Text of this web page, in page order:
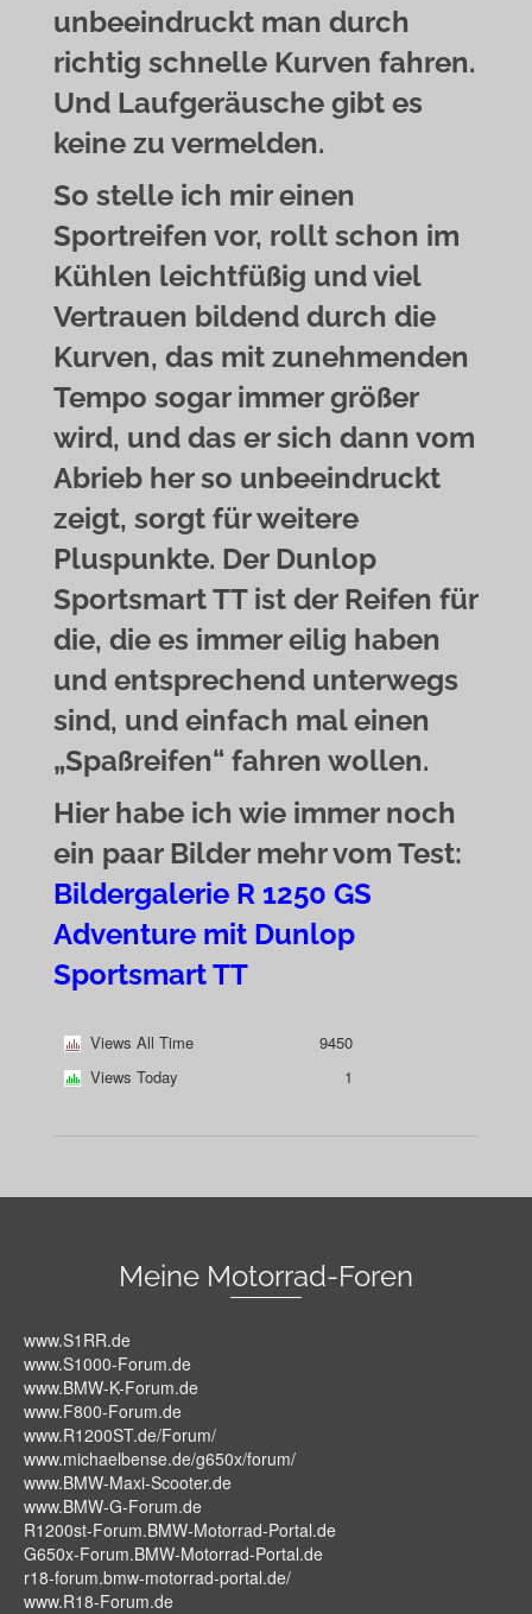
unbeeindruckt man durch
richtig schnelle Kurven fahren.
Und Laufgeräusche gibt es
keine zu vermelden.
So stelle ich mir einen
Sportreifen vor, rollt schon im
Kühlen leichtfüßig und viel
Vertrauen bildend durch die
Kurven, das mit zunehmenden
Tempo sogar immer größer
wird, und das er sich dann vom
Abrieb her so unbeeindruckt
zeigt, sorgt für weitere
Pluspunkte. Der Dunlop
Sportsmart TT ist der Reifen für
die, die es immer eilig haben
und entsprechend unterwegs
sind, und einfach mal einen
„Spaßreifen“ fahren wollen.
Hier habe ich wie immer noch
ein paar Bilder mehr vom Test:
Bildergalerie R 1250 GS
Adventure mit Dunlop
Sportsmart TT
Views All Time
9450
Views Today
1
Meine Motorrad-Foren
www.S1RR.de
www.S1000-Forum.de
www.BMW-K-Forum.de
www.F800-Forum.de
www.R1200ST.de/Forum/
www.michaelbense.de/g650x/forum/
www.BMW-Maxi-Scooter.de
www.BMW-G-Forum.de
R1200st-Forum.BMW-Motorrad-Portal.de
G650x-Forum.BMW-Motorrad-Portal.de
r18-forum.bmw-motorrad-portal.de/
www.R18-Forum.de